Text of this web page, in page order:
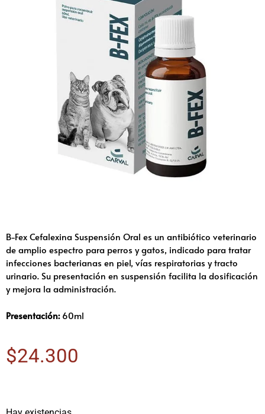
B-Fex Cefalexina Suspensión Oral es un antibiótico veterinario
de amplio espectro para perros y gatos, indicado para tratar
infecciones bacterianas en piel, vías respiratorias y tracto
urinario. Su presentación en suspensión facilita la dosificación
y mejora la administración.
Presentación:60ml
$24.300